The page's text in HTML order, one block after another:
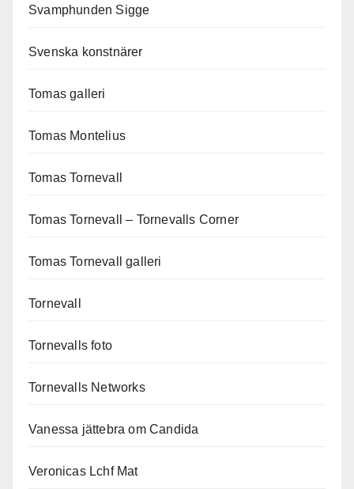
Svamphunden Sigge
Svenska konstnärer
Tomas galleri
Tomas Montelius
Tomas Tornevall
Tomas Tornevall – Tornevalls Corner
Tomas Tornevall galleri
Tornevall
Tornevalls foto
Tornevalls Networks
Vanessa jättebra om Candida
Veronicas Lchf Mat